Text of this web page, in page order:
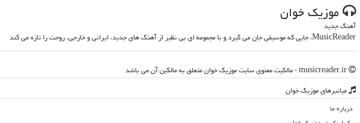
موزیك خوان
آهنگ جدید
MusicReader، جایی که موسیقی جان می گیرد و با مجموعه ای بی نظیر از آهنگ های جدید، ایرانی و خارجی، روحت را تازه می کند
میانبرهای موزیك خوان
درباره ما